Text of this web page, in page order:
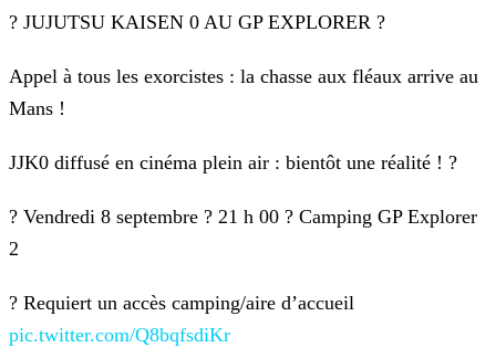
? JUJUTSU KAISEN 0 AU GP EXPLORER ?
Appel à tous les exorcistes : la chasse aux fléaux arrive au
Mans !
JJK0 diffusé en cinéma plein air : bientôt une réalité ! ?️
?️ Vendredi 8 septembre ? 21 h 00 ? Camping GP Explorer
2
?️ Requiert un accès camping/aire d’accueil
pic.twitter.com/Q8bqfsdiKr